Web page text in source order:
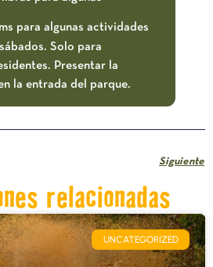
para algunas actividades
Solo para
Presentar la
la entrada del parque.
Siguiente
relacionadas
UNCATEGORIZED